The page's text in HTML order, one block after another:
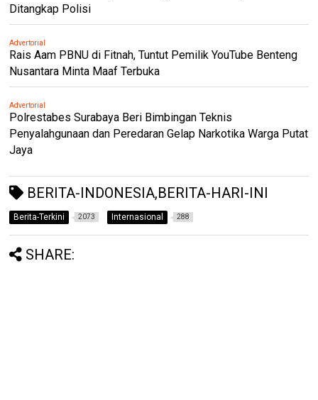
Ditangkap Polisi
Advertorial
Rais Aam PBNU di Fitnah, Tuntut Pemilik YouTube Benteng
Nusantara Minta Maaf Terbuka
Advertorial
Polrestabes Surabaya Beri Bimbingan Teknis
Penyalahgunaan dan Peredaran Gelap Narkotika Warga Putat
Jaya
BERITA-INDONESIA,BERITA-HARI-INI
Berita-Terkini 2073 Internasional 288
SHARE: